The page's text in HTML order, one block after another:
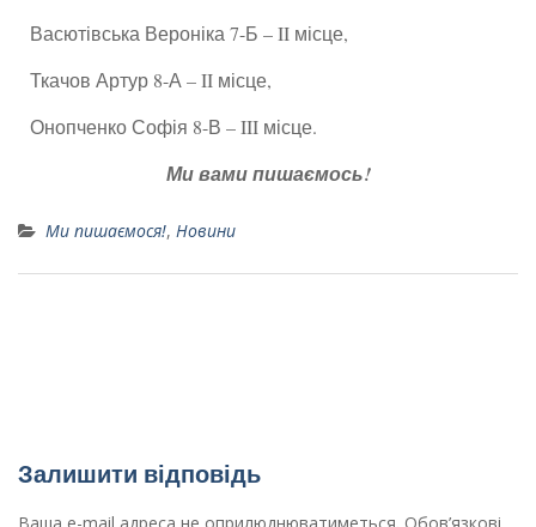
Васютівська Вероніка 7-Б – II місце,
Ткачов Артур 8-А – II місце,
Онопченко Софія 8-В – III місце.
Ми вами пишаємось!
Ми пишаємося!, Новини
Залишити відповідь